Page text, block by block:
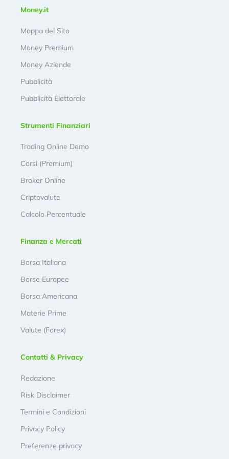
Money.it
Mappa del Sito
Money Premium
Money Aziende
Pubblicità
Pubblicità Elettorale
Strumenti Finanziari
Trading Online Demo
Corsi (Premium)
Broker Online
Criptovalute
Calcolo Percentuale
Finanza e Mercati
Borsa Italiana
Borse Europee
Borsa Americana
Materie Prime
Valute (Forex)
Contatti & Privacy
Redazione
Risk Disclaimer
Termini e Condizioni
Privacy Policy
Preferenze privacy